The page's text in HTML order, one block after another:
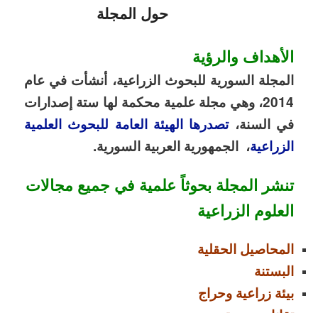
حول المجلة
الأهداف والرؤية
المجلة السورية للبحوث الزراعية، أنشأت في عام
2014، وهي مجلة علمية محكمة لها ستة إصدارات
في السنة،تصدرها الهيئة العامة للبحوث العلمية
الزراعية، الجمهورية العربية السورية.
تنشر المجلة بحوثاً علمية في جميع مجالات
العلوم الزراعية
المحاصيل الحقلية
البستنة
بيئة زراعية وحراج